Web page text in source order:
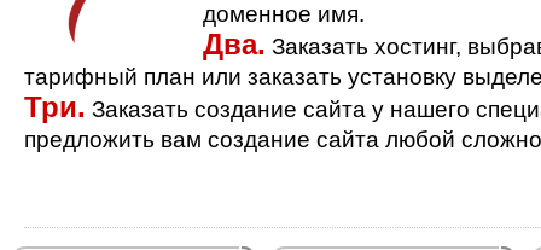
доменное имя.
Два. Заказать хостинг,
тарифный план или заказать установку
Три. Заказать создание сайта у нашего
предложить вам создание сайта любой